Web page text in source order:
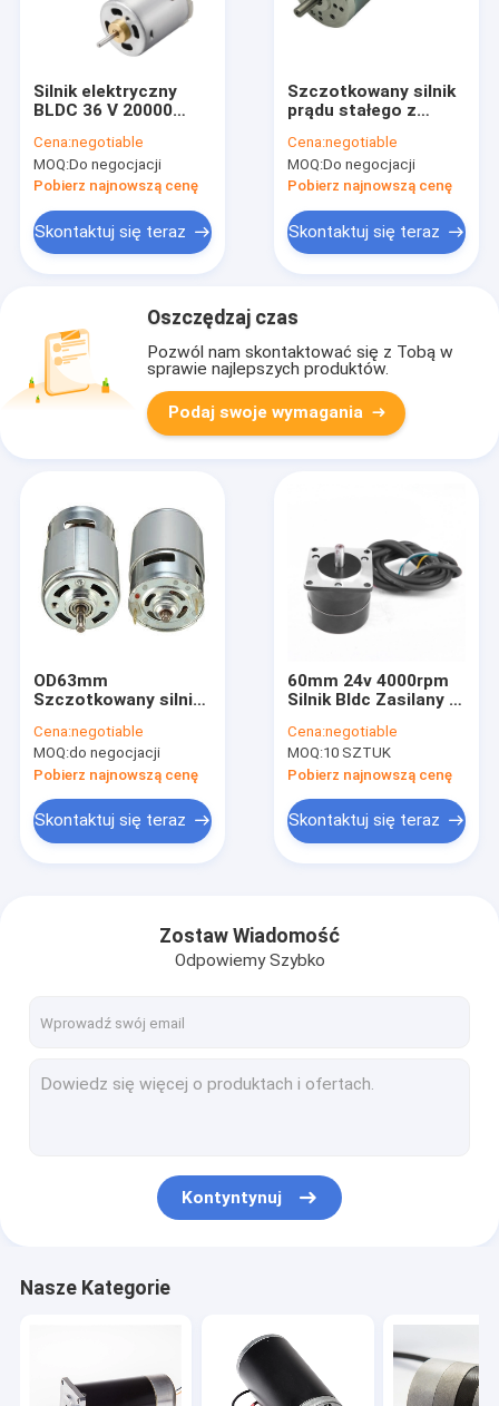
Dom
O nas
Silnik elektryczny
BLDC 36 V 20000
wysokim momencie
obrotowym
Cena:negotiable
MOQ:Do negocjacji
Pobierz najnowszą cenę
Skontaktuj się teraz
Szczotkowany silnik
prądu stałego z
wysokim momencie
obrotowym 12 V o
średnicy 42 mm
Cena:negotiable
MOQ:Do negocjacji
Pobierz najnowszą cenę
Skontaktuj się teraz
Oszczędzaj czas
Pozwól nam skontaktować się z Tobą w
sprawie najlepszych produktów.
Podaj swoje wymagania
OD63mm
Szczotkowany silnik
wysokim momencie
obrotowym z
magnesami trwałymi
Cena:negotiable
MOQ:do negocjacji
Pobierz najnowszą cenę
Skontaktuj się teraz
60mm 24v 4000rpm
Silnik Bldc Zasilany z
elektryczny
Cena:negotiable
MOQ:10 SZTUK
Pobierz najnowszą cenę
Skontaktuj się teraz
Zostaw Wiadomość
Odpowiemy Szybko
Kontyntynuj
Nasze Kategorie